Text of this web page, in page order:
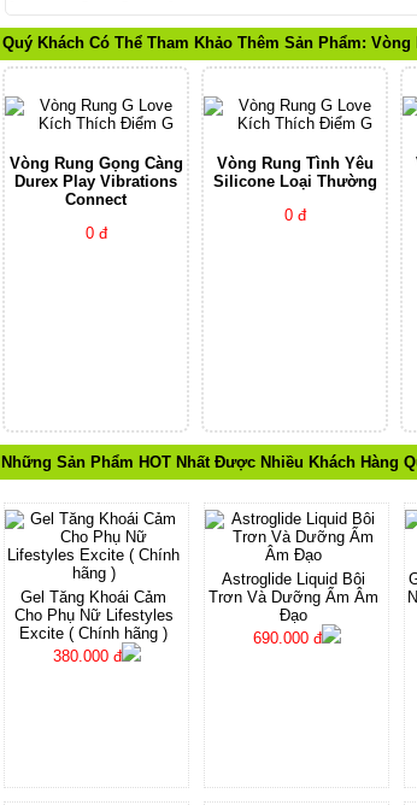
Quý Khách Có Thể Tham Khảo Thêm Sản Phẩm: Vòng
Vòng Rung Gọng Càng
Durex Play Vibrations
Connect
0 đ
Vòng Rung Tình Yêu
Silicone Loại Thường
0 đ
Những Sản Phẩm HOT Nhất Được Nhiều Khách Hàng
Gel Tăng Khoái Cảm
Cho Phụ Nữ Lifestyles
Excite ( Chính hãng )
380.000 đ
Astroglide Liquid Bôi
Trơn Và Dưỡng Ẩm Âm
Đạo
690.000 đ